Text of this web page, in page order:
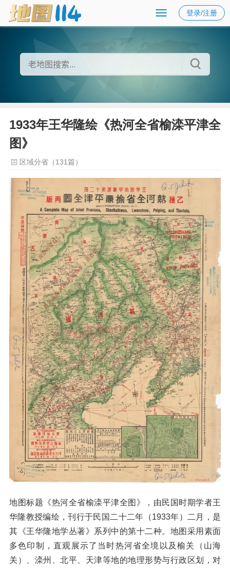
登录/注册
1933年王华隆绘《热河全省榆滦平津全
图》
区域分省（131篇）
地图标题《热河全省榆滦平津全图》，由民国时期学者王
华隆教授编绘，刊行于民国二十二年（1933年）二月，是
其《王华隆地学丛著》系列中的第十二种。地图采用素面
多色印制，直观展示了当时热河省全境以及榆关（山海
关）、滦州、北平、天津等地的地理形势与行政区划，对